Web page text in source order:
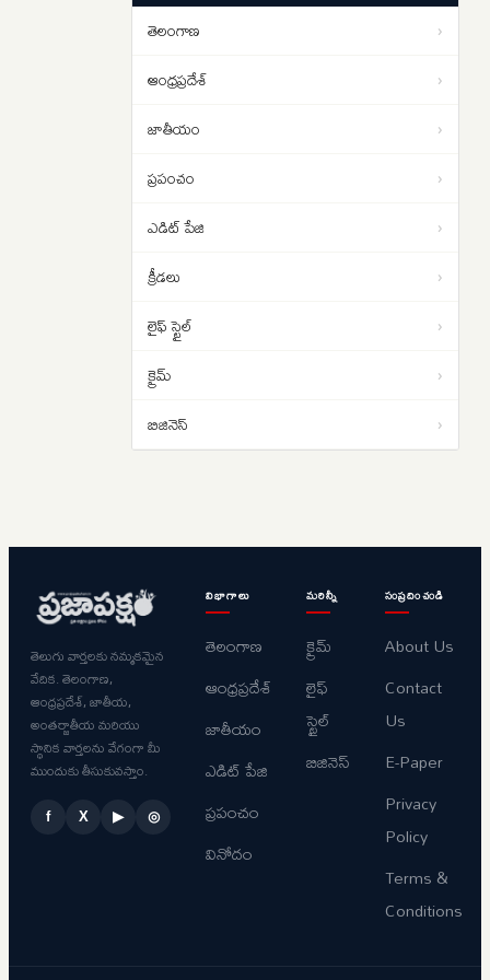
యోచన ..
1 బిలియన్ వ్యూస్ దాటిన ‘రామాయణ’
ట్రైలర్
తెలంగాణ ›
ఆంధ్రప్రదేశ్ ›
జాతీయం ›
ప్రపంచం ›
ఎడిట్ పేజి ›
క్రీడలు ›
లైఫ్ స్టైల్ ›
క్రైమ్ ›
బిజినెస్ ›
తెలుగు వార్తలకు నమ్మకమైన
వేదిక. తెలంగాణ,
ఆంధ్రప్రదేశ్, జాతీయ,
అంతర్జాతీయ మరియు
స్థానిక వార్తలను వేగంగా మీ
ముందుకు తీసుకువస్తాం.
f X ▶ ◎
విభాగాలు
తెలంగాణ
ఆంధ్రప్రదేశ్
జాతీయం
ఎడిట్ పేజి
ప్రపంచం
వినోదం
మరిన్నీ
క్రైమ్
లైఫ్
స్టైల్
బిజినెస్
సంప్రదించండి
About Us
Contact
Us
E-Paper
Privacy
Policy
Terms &
Conditions